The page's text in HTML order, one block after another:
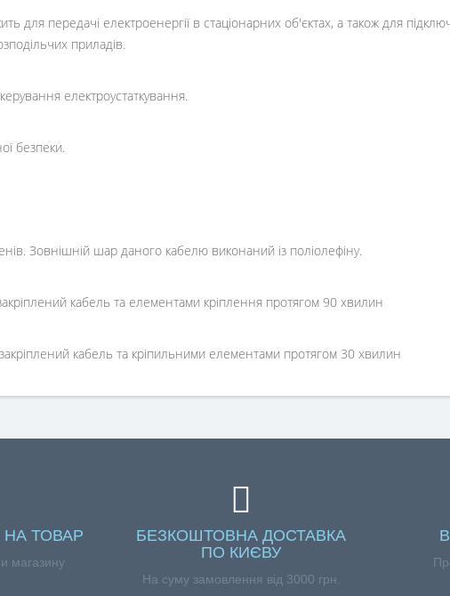
для передачі електроенергії в стаціонарних об'єктах, а також для
приладів.
електроустаткування.
безпеки.
Зовнішній шар даного кабелю виконаний із поліолефіну.
кабель та елементами кріплення протягом 90 хвилин
закріплений кабель та кріпильними елементами протягом 30 хвилин
НА ТОВАР
магазину
БЕЗКОШТОВНА ДОСТАВКА
ПО КИЄВУ
На суму замовлення від 3000 грн.